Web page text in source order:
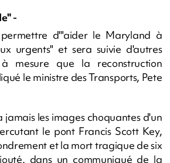
-
d'"aider le Maryland à
urgents" et sera suivie d'autres
mesure que la reconstruction
le ministre des Transports, Pete
jamais les images choquantes d'un
le pont Francis Scott Key,
et la mort tragique de six
dans un communiqué de la